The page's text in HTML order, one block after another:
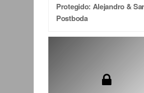
Protegido: Alejandro &
Postboda